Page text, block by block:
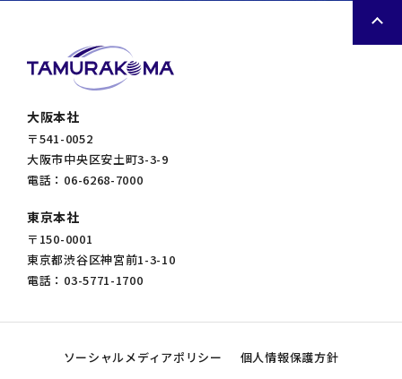
大阪本社
〒541-0052
大阪市中央区安土町3-3-9
電話：06-6268-7000
東京本社
〒150-0001
東京都渋谷区神宮前1-3-10
電話：03-5771-1700
ソーシャルメディアポリシー
個人情報保護方針